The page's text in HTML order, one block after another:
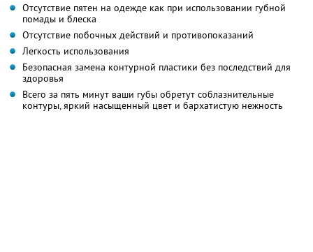
Отсутствие пятен на одежде как при использовании губной
помады и блеска
Отсутствие побочных действий и противопоказаний
Легкость использования
Безопасная замена контурной пластики без последствий для
здоровья
Всего за пять минут ваши губы обретут соблазнительные
контуры, яркий насыщенный цвет и бархатистую нежность